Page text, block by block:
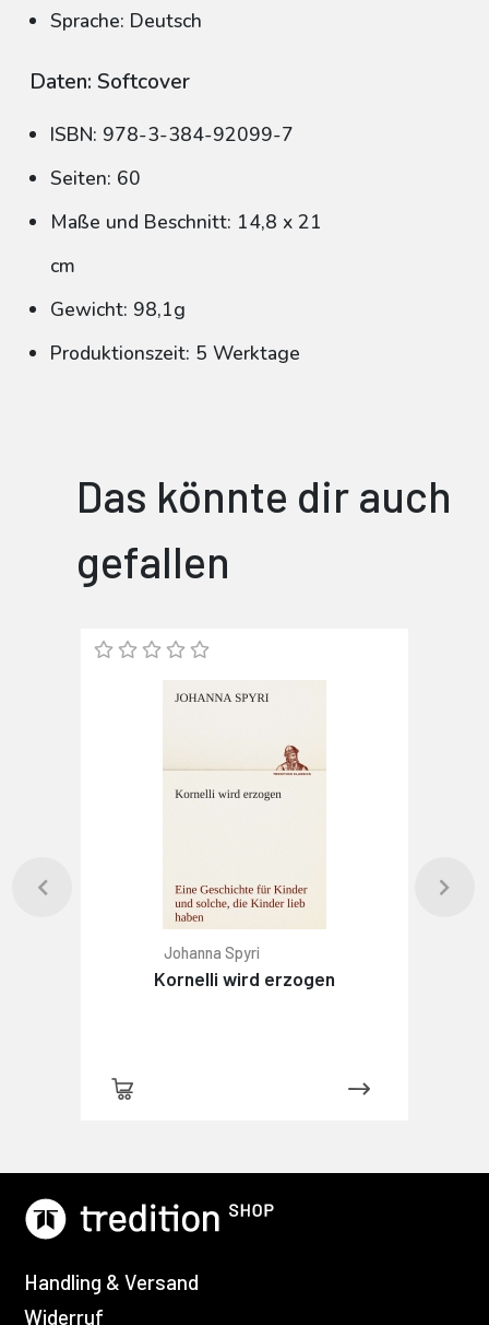
Sprache: Deutsch
Daten: Softcover
ISBN: 978-3-384-92099-7
Seiten: 60
Maße und Beschnitt: 14,8 x 21
cm
Gewicht: 98,1g
Produktionszeit: 5 Werktage
Das könnte dir auch
gefallen
Johanna Spyri
Kornelli wird erzogen
Handling & Versand
Widerruf